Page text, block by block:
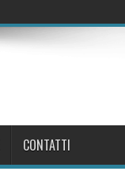
CONTATTI